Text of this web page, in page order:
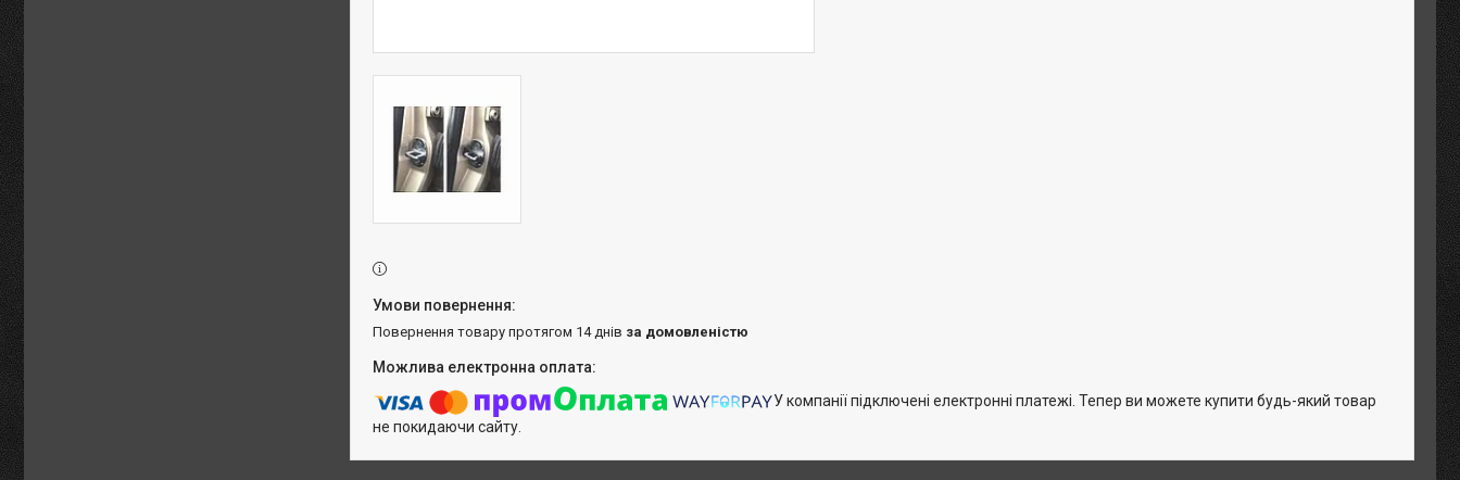
повернення товару протягом 14 днів за домовленістю
У компанії підключені електронні платежі. Тепер ви можете купити будь-який товар
не покидаючи сайту.